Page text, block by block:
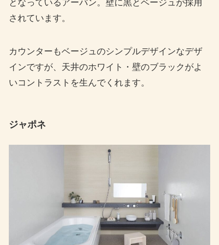
となっているアーバン。壁に黒とベージュが採用
されています。
カウンターもベージュのシンプルデザインなデザ
インですが、天井のホワイト・壁のブラックがよ
いコントラストを生んでくれます。
ジャポネ